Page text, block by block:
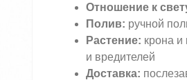
Отношение к
Полив: ручной
Растение: крона и
и вредителей
Доставка: